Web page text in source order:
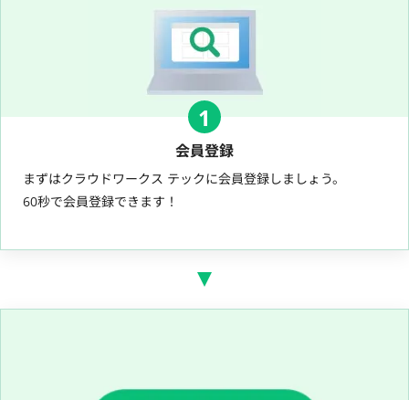
1
会員登録
まずはクラウドワークス テックに会員登録しましょう。
60秒で会員登録できます！